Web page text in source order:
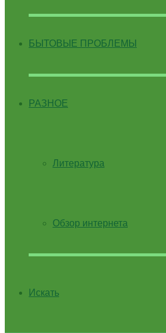
БЫТОВЫЕ ПРОБЛЕМЫ
РАЗНОЕ
Литература
Обзор интернета
Искать